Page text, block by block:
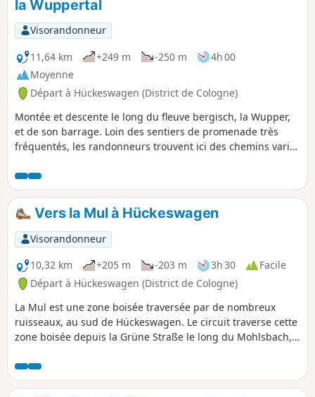
la Wuppertal
Visorandonneur
11,64 km
+249 m -250 m
4h 00
Moyenne
Départ à Hückeswagen (District de Cologne)
Montée et descente le long du fleuve bergisch, la Wupper,
et de son barrage. Loin des sentiers de promenade très
fréquentés, les randonneurs trouvent ici des chemins variés
rive et dans la forêt, ainsi que des sentiers étroits et parfois
escarpés. Les montées et les descentes demandent un peu
de condition physique. Avant ou après la randonnée, ne
manquez pas de faire un tour dans le centre historique de
Hückeswagen avec ses maisons en ardoise et à colombages
typiques de la région bergische Land et son imposant
château comtal.
Vers la Mul à Hückeswagen
Visorandonneur
10,32 km
+205 m -203 m 3h 30
Facile
Départ à Hückeswagen (District de Cologne)
La Mul est une zone boisée traversée par de nombreux
ruisseaux, au sud de Hückeswagen. Le circuit traverse cette
zone boisée depuis la Grüne Straße le long du Mohlsbach,
Niederburghof, Purg et, de l'autre côté du Purder Bach,
retour à Großkatern, le long du Mühlenbach, via Röttgen